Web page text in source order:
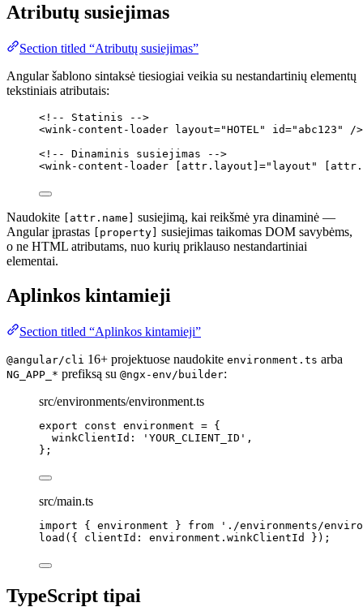
Atributų susiejimas
Section titled “Atributų susiejimas”
Angular šablono sintaksė tiesiogiai veikia su nestandartinių elementų
tekstiniais atributais:
<!-- Statinis -->
<wink-content-loader layout="HOTEL " id=" abc123 "
/>
<!-- Dinaminis susiejimas -->
<wink-content-loader [attr.layout] =" layout "
Naudokite [attr.name]
susiejimą, kai reikšmė yra dinaminė —
Angular įprastas
[property]
susiejimas taikomas DOM savybėms,
o ne HTML atributams, nuo kurių priklauso nestandartiniai
elementai.
Aplinkos kintamieji
Section titled “Aplinkos kintamieji”
@angular/cli 16+ projektuose naudokite environment.ts arba
NG_APP_* prefiksą su @ngx-env/builder:
src/environments/environment.ts
export const environment = {
winkClientId:
' YOUR_CLIENT_ID ' ,
} ;
src/main.ts
import { environment } from ' ./environments/
load ({ clientId: environment . winkClientId });
TypeScript tipai